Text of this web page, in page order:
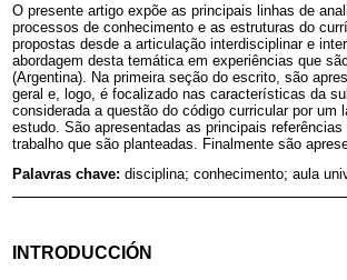
O presente artigo expõe as principais linhas de
processos de conhecimento e as estruturas do
propostas desde a articulação interdisciplinar e
abordagem desta temática em experiências que
(Argentina). Na primeira seção do escrito, são
geral e, logo, é focalizado nas características da
considerada a questão do código curricular por
estudo. São apresentadas as principais
trabalho que são planteadas. Finalmente são
Palavras chave: disciplina; conhecimento; aula
INTRODUCCIÓN